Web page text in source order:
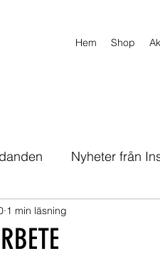
Hem Shop
Nyheter från
1 min läsning